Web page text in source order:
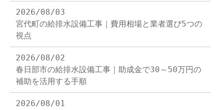
2026/08/03
宮代町の給排水設備工事｜費用相場と業者選び5つの
視点
2026/08/02
春日部市の給排水設備工事｜助成金で30～50万円の
補助を活用する手順
2026/08/01